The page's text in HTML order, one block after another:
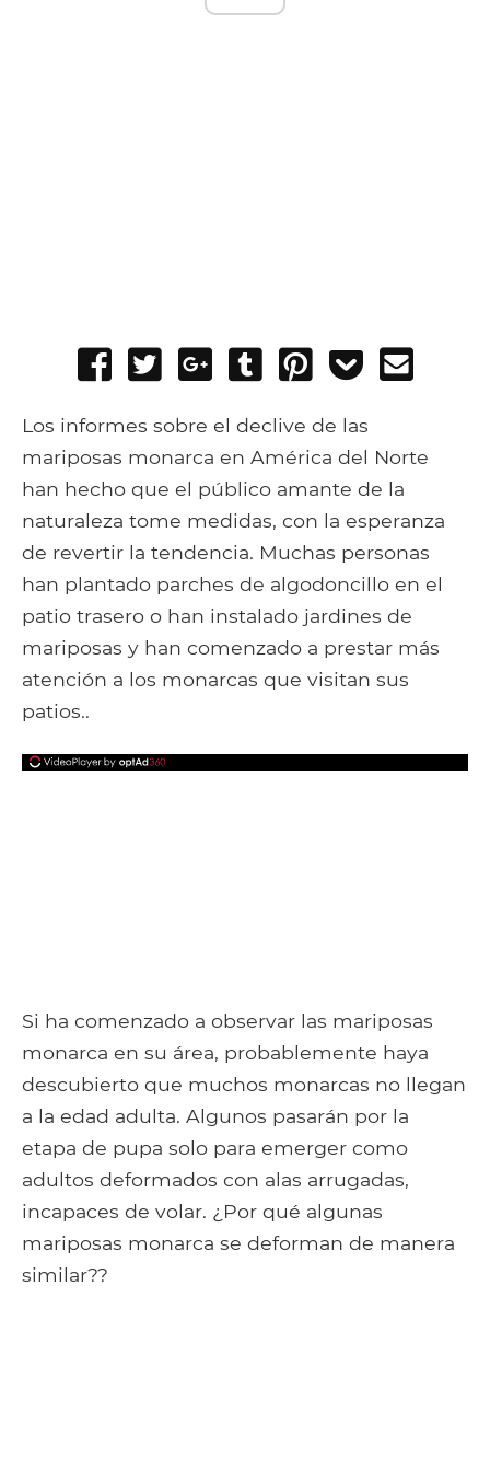
Share
Facebook
Tweet
Share
Google+
Post
Tumblr
Pin
Add
Pocket
Los informes sobre el declive de las
mariposas monarca en América del Norte
han hecho que el público amante de la
naturaleza tome medidas, con la esperanza
de revertir la tendencia. Muchas personas
han plantado parches de algodoncillo en el
patio trasero o han instalado jardines de
mariposas y han comenzado a prestar más
atención a los monarcas que visitan sus
patios..
Si ha comenzado a observar las mariposas
monarca en su área, probablemente haya
descubierto que muchos monarcas no llegan
a la edad adulta. Algunos pasarán por la
etapa de pupa solo para emerger como
adultos deformados con alas arrugadas,
incapaces de volar. ¿Por qué algunas
mariposas monarca se deforman de manera
similar??